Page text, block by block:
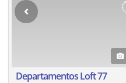
Departamentos Loft 77